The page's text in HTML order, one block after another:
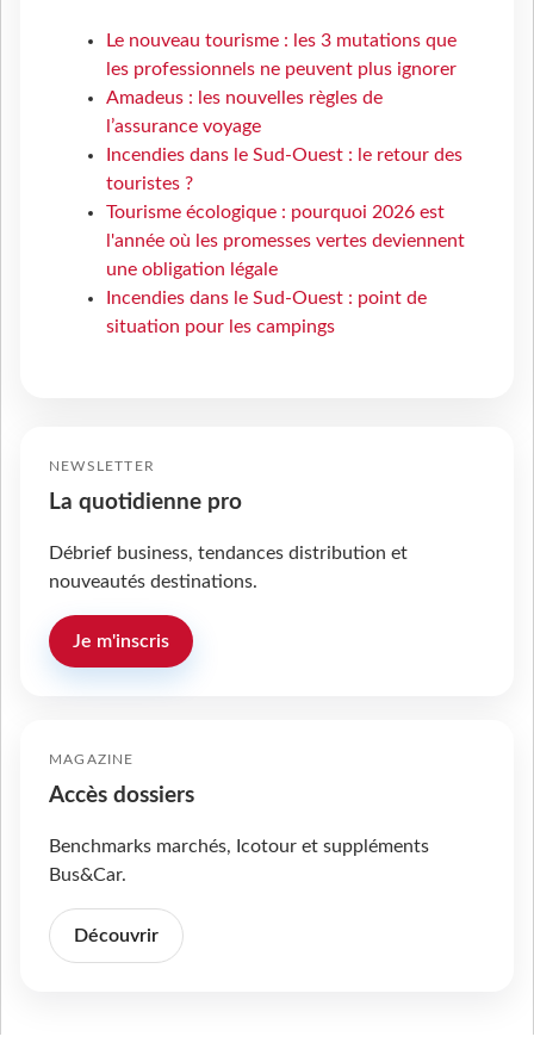
Le nouveau tourisme : les 3 mutations que
les professionnels ne peuvent plus ignorer
Amadeus : les nouvelles règles de
l’assurance voyage
Incendies dans le Sud-Ouest : le retour des
touristes ?
Tourisme écologique : pourquoi 2026 est
l'année où les promesses vertes deviennent
une obligation légale
Incendies dans le Sud-Ouest : point de
situation pour les campings
NEWSLETTER
La quotidienne pro
Débrief business, tendances distribution et
nouveautés destinations.
Je m'inscris
MAGAZINE
Accès dossiers
Benchmarks marchés, Icotour et suppléments
Bus&Car.
Découvrir